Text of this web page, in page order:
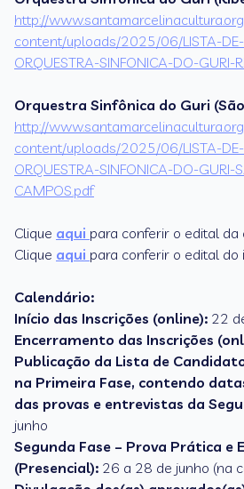
http://
content/uploads/2025/06/LISTA-DE-
ORQUESTRA-SINFONICA-DO-GURI-
Orquestra Sinfônica do Guri
http://
content/uploads/2025/06/LISTA-DE-
ORQUESTRA-SINFONICA-DO-GURI-
CAMPOS.pdf
Clique aqui para conferir o edital da
Clique aqui para conferir o edital do
Calendário:
Início das Inscrições (online): 22
Encerramento das Inscrições
Publicação da Lista de
na Primeira Fase, contendo
das provas e entrevistas da
junho
Segunda Fase – Prova Prática e
(Presencial): 26 a 28 de junho (na